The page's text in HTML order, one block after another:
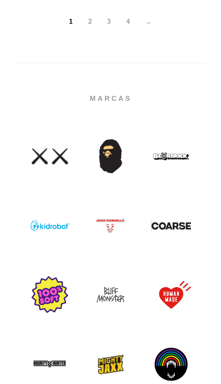
1 2 3 4 →
MARCAS